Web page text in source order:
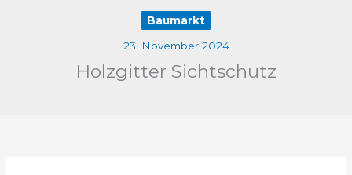
Baumarkt
23. November 2024
Holzgitter Sichtschutz